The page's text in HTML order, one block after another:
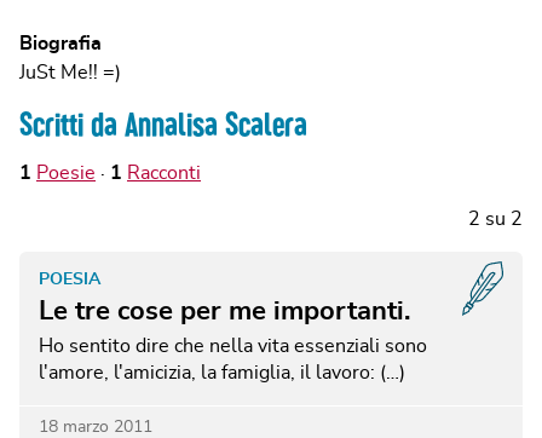
Biografia
JuSt Me!! =)
Scritti da Annalisa Scalera
1 Poesie 1 Racconti
2 su 2
Le tre cose per me importanti.
POESIA
Ho sentito dire che nella vita essenziali sono
l'amore, l'amicizia, la famiglia, il lavoro: (…)
18 marzo 2011